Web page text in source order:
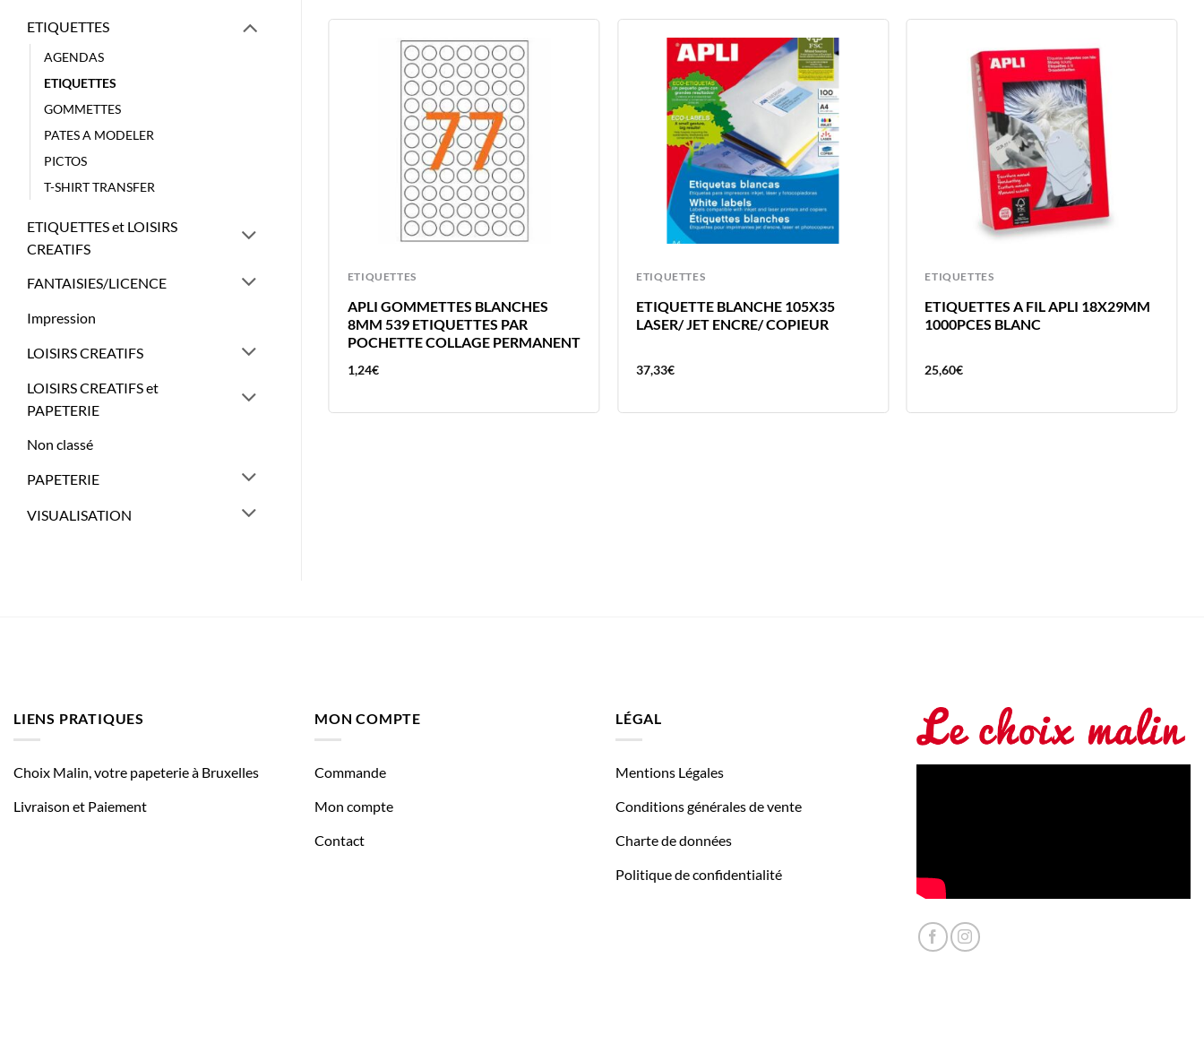
ETIQUETTES
AGENDAS
ETIQUETTES
GOMMETTES
PATES A MODELER
PICTOS
T-SHIRT TRANSFER
ETIQUETTES et LOISIRS
CREATIFS
FANTAISIES/LICENCE
Impression
LOISIRS CREATIFS
LOISIRS CREATIFS et
PAPETERIE
Non classé
PAPETERIE
VISUALISATION
ETIQUETTES
APLI GOMMETTES BLANCHES
8MM 539 ETIQUETTES PAR
POCHETTE COLLAGE PERMANENT
1,24€
ETIQUETTES
ETIQUETTE BLANCHE 105X35
LASER/ JET ENCRE/ COPIEUR
37,33€
ETIQUETTES
ETIQUETTES A FIL APLI 18X29MM
1000PCES BLANC
25,60€
ETIQUETTES
ROUGE RONDE – ETIQUETTE
LIENS PRATIQUES
Choix Malin, votre papeterie à Bruxelles
Livraison et Paiement
MON COMPTE
Commande
Mon compte
Contact
LÉGAL
Mentions Légales
Conditions générales de vente
Charte de données
Politique de confidentialité